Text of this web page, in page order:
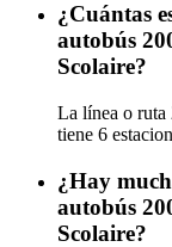
¿Cuántas
autobús
Scolaire?
La línea o
tiene 6
¿Hay
autobús
Scolaire?